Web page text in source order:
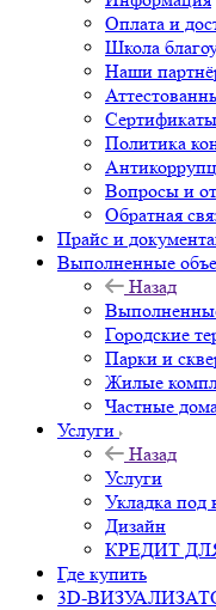
Оплата и
Школа
Наши
Политика
Вопросы и
Обратная
Прайс и
Выполненные
Назад
Городские
Парки и
Жилые
Частные
Услуги
Назад
Услуги
Укладка под
Дизайн
КРЕДИТ
Где купить
3D-